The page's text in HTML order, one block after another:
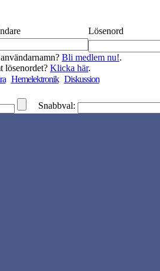
Lösenord
Bli medlem nu!.
lösenordet? Klicka här.
Hemelektronik Diskussion
Snabbval: